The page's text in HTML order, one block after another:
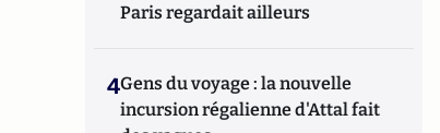
Paris regardait ailleurs
4Gens du voyage : la nouvelle
incursion régalienne d'Attal fait